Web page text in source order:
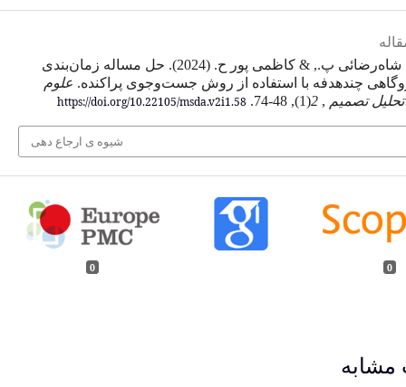
شاه‌نظری شاه‌رضائی پ., & کاظمی پور ح. (2024). حل مساله زمان‌بندی
از روش جست‌وجوی پراکنده.علوم
https://doi.org/10.22105/msda.v2i1.58